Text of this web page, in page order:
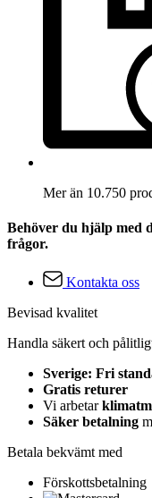
Mer än 10.750
Behöver du hjälp med
frågor.
Kontakta oss
Bevisad kvalitet
Handla säkert och
Sverige: Fri
Gratis returer
Vi arbetar
Säker betalning
Betala bekvämt med
Förskottsbetalning